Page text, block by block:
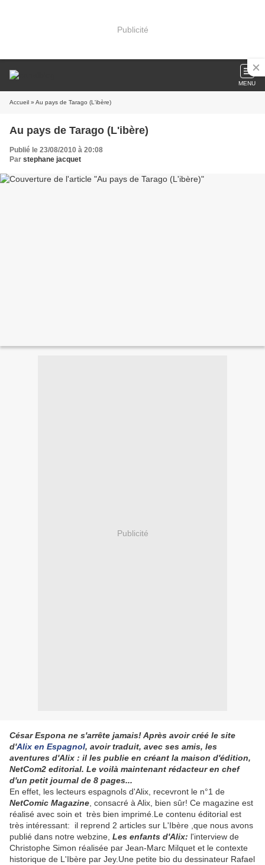
Publicité
MENU
Accueil » Au pays de Tarago (L'ibère)
Au pays de Tarago (L'ibère)
Publié le 23/08/2010 à 20:08
Par stephane jacquet
Publicité
César Espona ne s'arrête jamais! Après avoir créé le site
d'Alix en Espagnol, avoir traduit, avec ses amis, les
aventures d'Alix : il les publie en créant la maison d'édition,
NetCom2 editorial. Le voilà maintenant rédacteur en chef
d'un petit journal de 8 pages...
En effet, les lecteurs espagnols d'Alix, recevront le n°1 de
NetComic Magazine , consacré à Alix, bien sûr! Ce magazine est
réalisé avec soin et très bien imprimé.Le contenu éditorial est
très intéressant: il reprend 2 articles sur L'Ibère ,que nous avons
publié dans notre webzine, Les enfants d'Alix: l'interview de
Christophe Simon réalisée par Jean-Marc Milquet et le contexte
historique de L'Ibère par Jey.Une petite bio du dessinateur Rafael